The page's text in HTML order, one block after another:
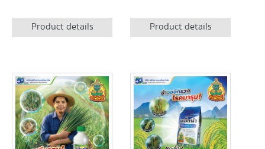
Product details Product details